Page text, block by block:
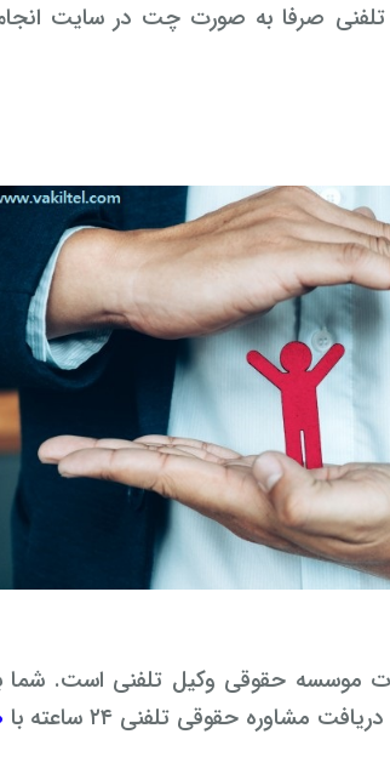
صرفا به صورت چت در سایت
موسسه حقوقی وکیل تلفنی است.
مشاوره حقوقی تلفنی ۲۴ ساعته با